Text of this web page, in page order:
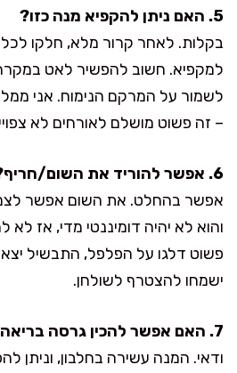
5. האם ניתן להקפיא מנה כזו?
בקלות. לאחר קרור מלא, חלקו לכלי
למקפיא. חשוב להפשיר לאט במקרר
לשמור על המרקם הנימוח. אני
– זה פשוט מושלם לאורחים לא
6. אפשר להוריד את השום/חריף?
אפשר בהחלט. את השום אפשר
והוא לא יהיה דומיננטי מדי, אז לא
פשוט דלגו על הפלפל, התבשיל יצא
ישמחו להצטרף לשולחן.
7. האם אפשר להכין גרסה בריאה או דלת פחמימות?
ודאי. המנה עשירה בחלבון, וניתן